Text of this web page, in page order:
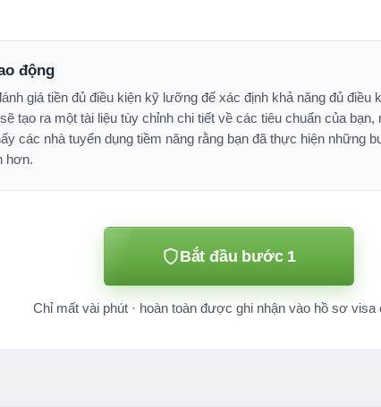
động
giá tiền đủ điều kiện kỹ lưỡng để xác định khả năng đủ điều
tạo ra một tài liệu tùy chỉnh chi tiết về các tiêu chuẩn của
các nhà tuyển dụng tiềm năng rằng bạn đã thực hiện những
hơn.
Bắt đầu bước 1
Chỉ mất vài phút · hoàn toàn được ghi nhận vào hồ sơ visa